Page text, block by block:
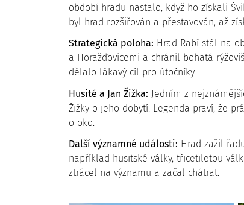
období hradu nastalo, když ho získali
byl hrad rozšiřován a přestavován, až
Strategická poloha: Hrad Rabí stál na
a Horažďovicemi a chránil bohatá
dělalo lákavý cíl pro útočníky.
Husité a Jan Žižka: Jedním z
Žižky o jeho dobytí. Legenda praví, že
o oko.
Další významné události: Hrad zažil
například husitské války, třicetiletou
ztrácel na významu a začal chátrat.